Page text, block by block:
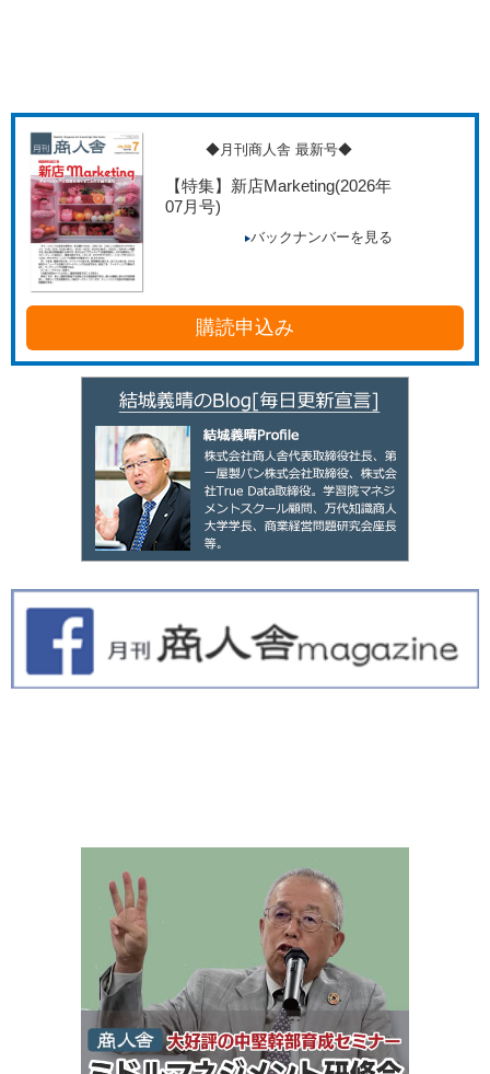
◆月刊商人舎 最新号◆
【特集】新店Marketing(2026年
07月号)
バックナンバーを見る
購読申込み